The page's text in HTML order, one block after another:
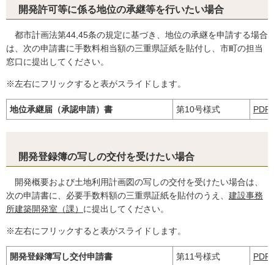
開発許可等に係る地位の承継等を行いたい場合
都市計画法第44,45条の規定に基づき、地位の承継を申請する場合
は、次の申請書に手数料相当額の三重県証紙を貼付し、市町の担当
窓口に提出してください。
※左右にフリックすると表がスライドします。
地位承継届（承認申請）書 第10号様式 PDF
開発登録簿の写しの交付を受けたい場合
開発概要および土地利用計画図の写しの交付を受けたい場合は、
次の申請書に、必要手数料額の三重県証紙を貼付のうえ、 建設事務
所建築開発室（課） に提出してください。
※左右にフリックすると表がスライドします。
開発登録簿写し交付申請書 第11号様式 PDF